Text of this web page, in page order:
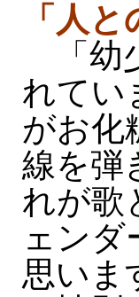
「人
「幼
れてい
がお化
線を弾
れが歌
ェンダ
思いま